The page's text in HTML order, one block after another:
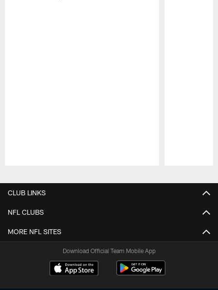
CLUB LINKS
NFL CLUBS
MORE NFL SITES
Download Official Team Mobile App